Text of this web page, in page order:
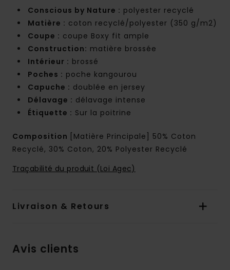
Conscious by Nature : polyester recyclé
Matière : coton recyclé/polyester (350 g/m2)
Coupe : coupe Boxy fit ample
Construction: matière brossée
Intérieur : brossé
Poches : poche kangourou
Capuche : doublée en jersey
Délavage : délavage intense
Étiquette : Sur la poitrine
Composition
[Matière Principale] 50% Coton
Recyclé, 30% Coton, 20% Polyester Recyclé
Traçabilité du produit (Loi Agec)
Livraison & Retours
Avis clients